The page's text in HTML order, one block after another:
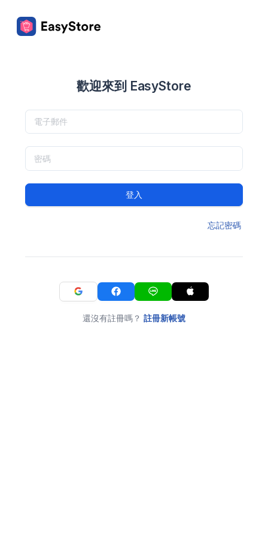
歡迎來到 EasyStore
登入
忘記密碼
還沒有註冊嗎？ 註冊新帳號